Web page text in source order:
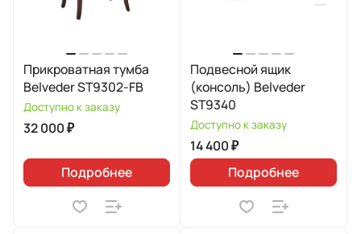
Прикроватная тумба
Belveder ST9302-FB
Доступно к заказу
32 000 ₽
Подробнее
Подвесной ящик
(консоль) Belveder
ST9340
Доступно к заказу
14 400 ₽
Подробнее